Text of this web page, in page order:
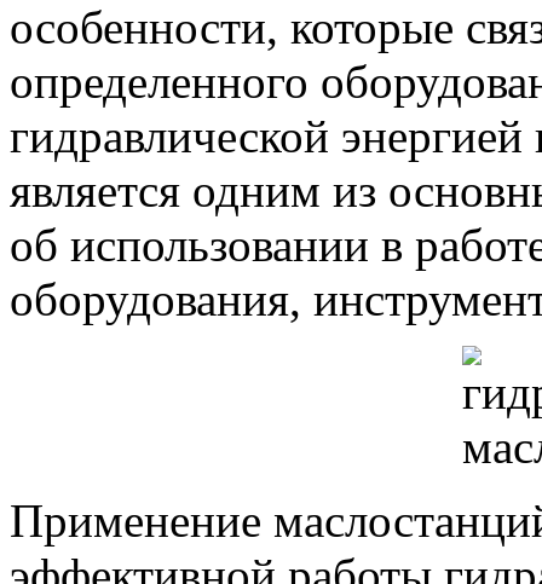
особенности, которые
определенного
гидравлической
является одним из
об использовании в
оборудования,
Применение